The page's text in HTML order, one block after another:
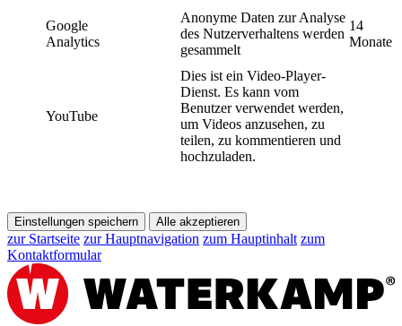
Google
Analytics
Anonyme Daten zur Analyse
des Nutzerverhaltens werden
gesammelt
14
Monate
YouTube
Dies ist ein Video-Player-
Dienst. Es kann vom
Benutzer verwendet werden,
um Videos anzusehen, zu
teilen, zu kommentieren und
hochzuladen.
Einstellungen speichern Alle akzeptieren
zur Startseite zur Hauptnavigation zum Hauptinhalt zum
Kontaktformular